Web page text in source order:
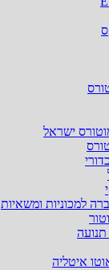
ישראל
למכוניות ומשאיות
איטליה